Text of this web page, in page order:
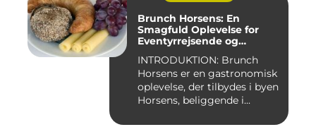
Brunch Horsens: En
Smagfuld Oplevelse for
Eventyrrejsende og
INTRODUKTION: Brunch
Horsens er en gastronomisk
oplevelse, der tilbydes i byen
Horsens, beliggende i...